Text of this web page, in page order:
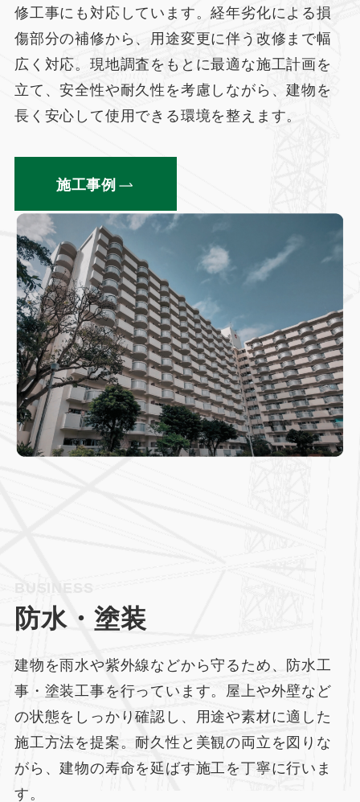
修工事にも対応しています。経年劣化による損
傷部分の補修から、用途変更に伴う改修まで幅
広く対応。現地調査をもとに最適な施工計画を
立て、安全性や耐久性を考慮しながら、建物を
長く安心して使用できる環境を整えます。
施工事例
BUSINESS
防水・塗装
建物を雨水や紫外線などから守るため、防水工
事・塗装工事を行っています。屋上や外壁など
の状態をしっかり確認し、用途や素材に適した
施工方法を提案。耐久性と美観の両立を図りな
がら、建物の寿命を延ばす施工を丁寧に行いま
す。